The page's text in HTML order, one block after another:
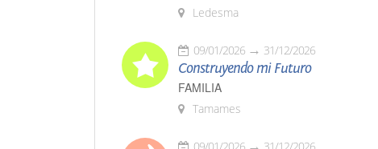
Ledesma
09/01/2026 31/12/2026
Construyendo mi Futuro
FAMILIA
Tamames